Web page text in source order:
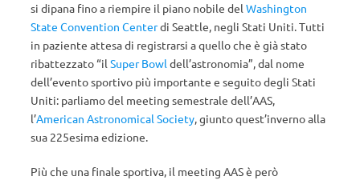
si dipana fino a riempire il piano nobile del Washington
State Convention Centerdi Seattle, negli Stati Uniti. Tutti
in paziente attesa di registrarsi a quello che è già stato
ribattezzato “il Super Bowl dell’astronomia”, dal nome
dell’evento sportivo più importante e seguito degli Stati
Uniti: parliamo del meeting semestrale dell’AAS,
l’American Astronomical Society, giunto quest’inverno alla
sua 225esima edizione.
Più che una finale sportiva, il meeting AAS è però